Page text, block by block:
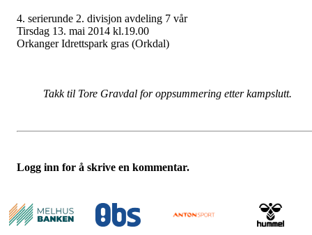
4. serierunde 2. divisjon avdeling 7 vår
Tirsdag 13. mai 2014 kl.19.00
Orkanger Idrettspark gras (Orkdal)
Takk til Tore Gravdal for oppsummering etter kampslutt.
Logg inn for å skrive en kommentar.